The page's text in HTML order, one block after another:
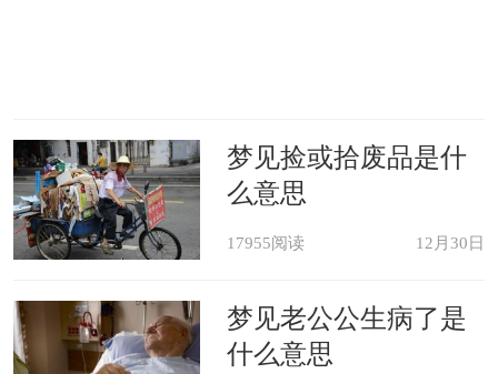
梦见捡或拾废品是什
么意思
17955阅读 12月30日
梦见老公公生病了是
什么意思